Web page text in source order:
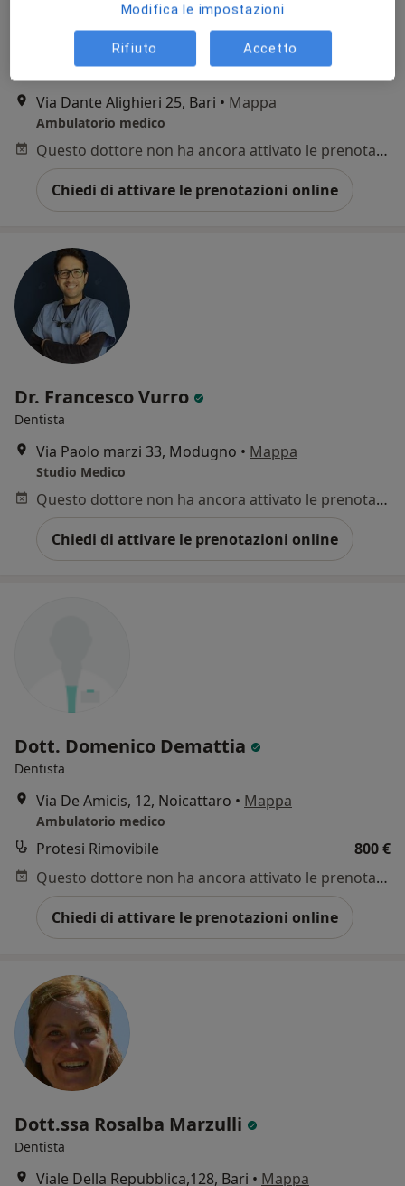
Dott. Michele Covelli
7 recensioni
Via Dante Alighieri 25, Bari • Mappa
Ambulatorio medico
Questo dottore non ha ancora attivato le prenotazioni online presso questo indirizzo.
Chiedi di attivare le prenotazioni online
Dr. Francesco Vurro
Dentista
Via Paolo marzi 33, Modugno • Mappa
Studio Medico
Questo dottore non ha ancora attivato le prenotazioni online presso questo indirizzo.
Chiedi di attivare le prenotazioni online
Dott. Domenico Demattia
Dentista
Via De Amicis, 12, Noicattaro • Mappa
Ambulatorio medico
Protesi Rimovibile
800 €
Questo dottore non ha ancora attivato le prenotazioni online presso questo indirizzo.
Chiedi di attivare le prenotazioni online
Dott.ssa Rosalba Marzulli
Dentista
Viale Della Repubblica,128, Bari • Mappa
Modifica le impostazioni
Rifiuto Accetto